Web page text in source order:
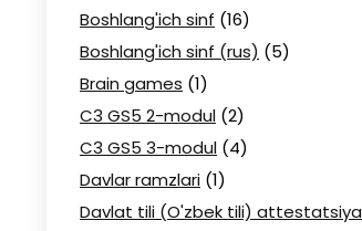
Boshlang'ich sinf (16)
Boshlang'ich sinf (rus) (5)
Brain games (1)
C3 GS5 2-modul (2)
C3 GS5 3-modul (4)
Davlar ramzlari (1)
Davlat tili (O'zbek tili) attestatsiya